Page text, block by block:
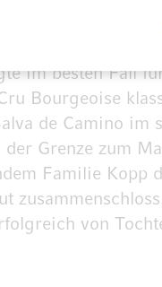
das Ende
im besten Fall
Bourgeoise
de Camino im
der Grenze zum
Familie Kopp
von